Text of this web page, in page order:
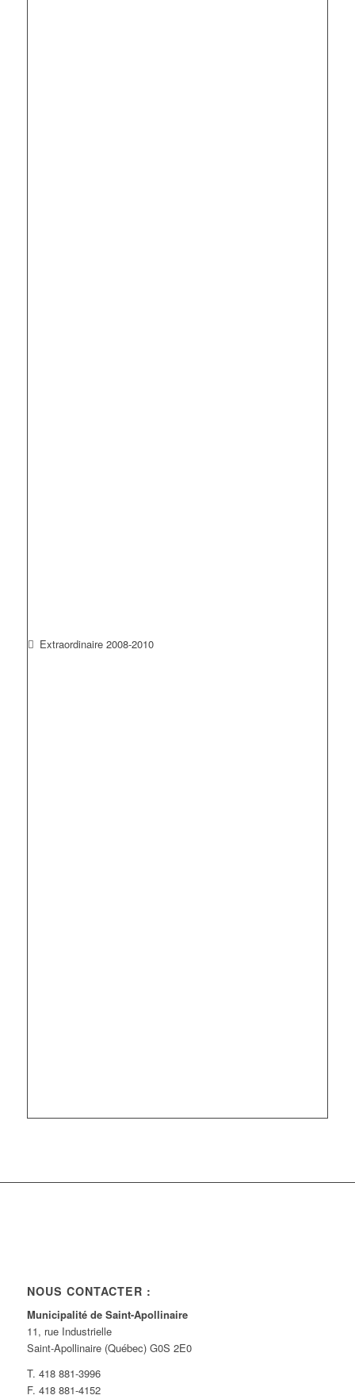
Extraordinaire 2008-2010
NOUS CONTACTER :
Municipalité de Saint-Apollinaire
11, rue Industrielle
Saint-Apollinaire (Québec) G0S 2E0
T. 418 881-3996
F. 418 881-4152